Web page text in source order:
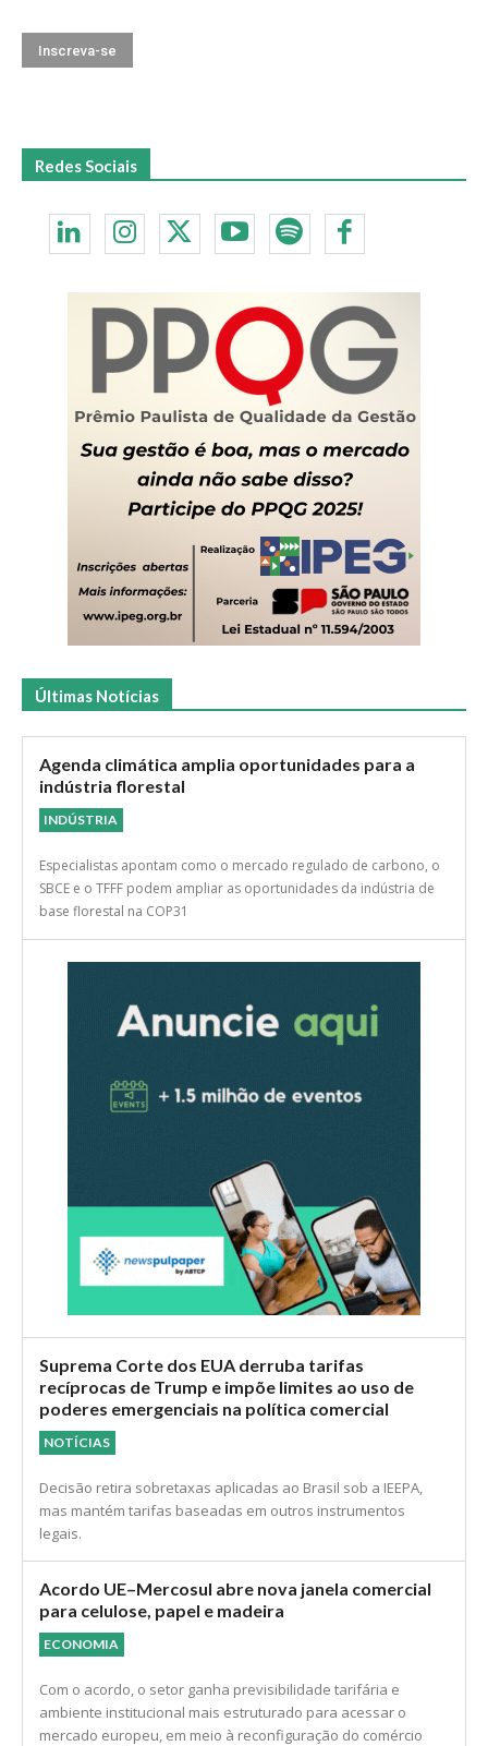
Redes Sociais
Últimas Notícias
Agenda climática amplia oportunidades para a
indústria florestal
INDÚSTRIA
Especialistas apontam como o mercado regulado de carbono, o
SBCE e o TFFF podem ampliar as oportunidades da indústria de
base florestal na COP31
Suprema Corte dos EUA derruba tarifas
recíprocas de Trump e impõe limites ao uso de
poderes emergenciais na política comercial
NOTÍCIAS
Decisão retira sobretaxas aplicadas ao Brasil sob a IEEPA,
mas mantém tarifas baseadas em outros instrumentos
legais.
Acordo UE–Mercosul abre nova janela comercial
para celulose, papel e madeira
ECONOMIA
Com o acordo, o setor ganha previsibilidade tarifária e
ambiente institucional mais estruturado para acessar o
mercado europeu, em meio à reconfiguração do comércio